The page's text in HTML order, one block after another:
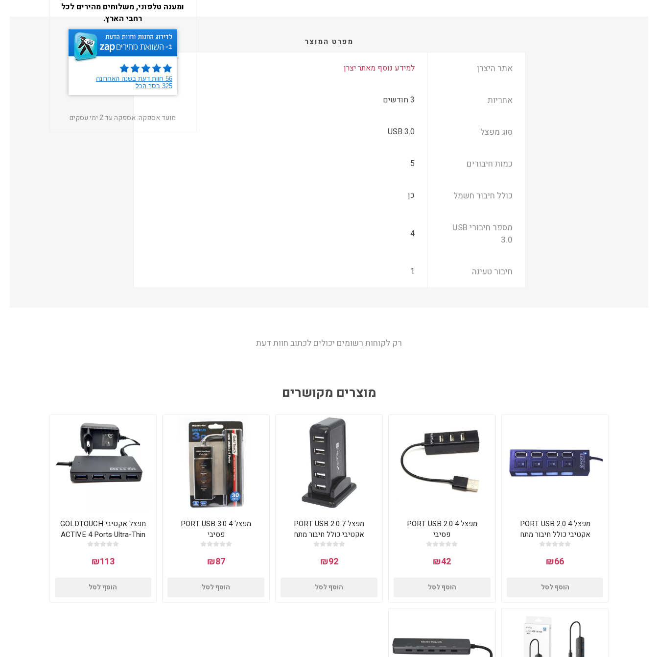
ומענה טלפוני, משלוחים מהירים לכל
רחבי הארץ.
מועד אספקה:אספקה עד 2 ימי עסקים
מפרט המוצר
אתר היצרן למידע נוסף מאתר יצרן
אחריות 3 חודשים
סוג מפצל USB 3.0
כמות חיבורים 5
כולל חיבור חשמל כן
מספר חיבורי USB
3.0
4
חיבור טעינה 1
רק לקוחות רשומים יכולים לכתוב חוות דעת
מוצרים מקושרים
מפצל 4 PORT USB 2.0
אקטיבי כולל חיבור מתח
₪66
הוסף לסל
מפצל 4 PORT USB 2.0
פסיבי
₪42
הוסף לסל
מפצל 7 PORT USB 2.0
אקטיבי כולל חיבור מתח
₪92
הוסף לסל
מפצל 4 PORT USB 3.0
פסיבי
₪87
הוסף לסל
מפצל אקטיבי GOLDTOUCH
ACTIVE 4 Ports Ultra-Thin
USB 3.0 HUB
₪113
הוסף לסל